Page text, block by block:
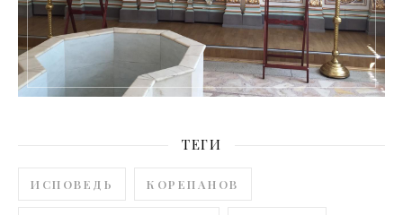
ТЕГИ
ИСПОВЕДЬ КОРЕПАНОВ